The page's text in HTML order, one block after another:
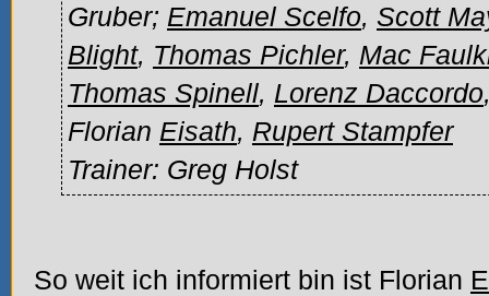
Gruber; Emanuel Scelfo, Scott
Blight, Thomas Pichler, Mac
Thomas Spinell, Lorenz Daccordo
Florian Eisath, Rupert Stampfer
Trainer: Greg Holst
So weit ich informiert bin ist Florian